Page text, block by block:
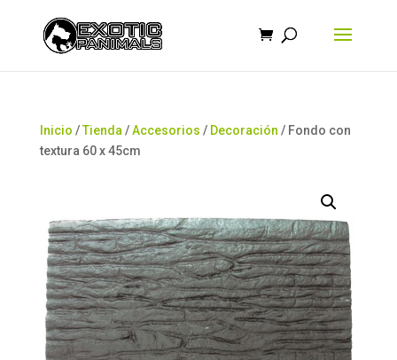
Inicio /Tienda /Accesorios / Decoración / Fondo con
textura 60 x 45cm